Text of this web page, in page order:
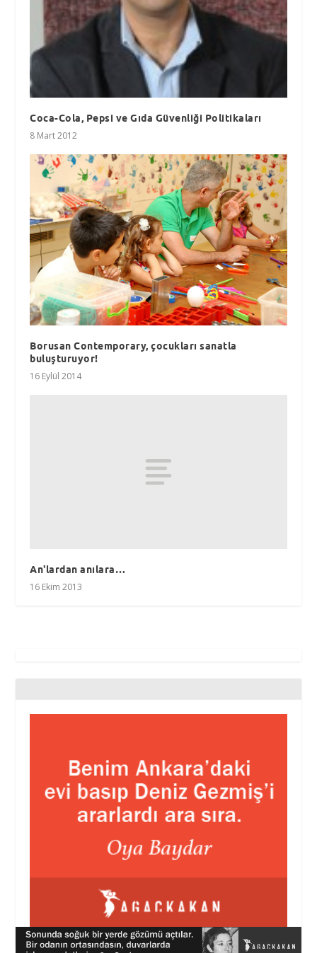
Coca-Cola, Pepsi ve Gıda Güvenliği Politikaları
8 Mart 2012
Borusan Contemporary, çocukları sanatla
buluşturuyor!
16 Eylül 2014
An'lardan anılara…
16 Ekim 2013